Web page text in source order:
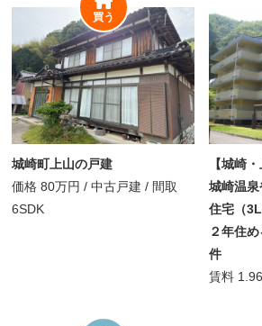
城崎町上山の戸建
価格 80万円 / 中古戸建 / 間取
6SDK
買う
【城崎
城崎温
住宅（
２年住
件
賃料